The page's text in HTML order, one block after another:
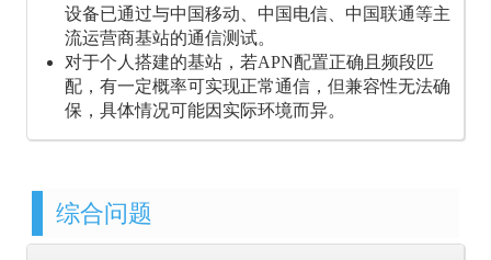
设备已通过与中国移动、中国电信、中国联通等主
流运营商基站的通信测试。
对于个人搭建的基站，若APN配置正确且频段匹
配，有一定概率可实现正常通信，但兼容性无法确
保，具体情况可能因实际环境而异。
综合问题